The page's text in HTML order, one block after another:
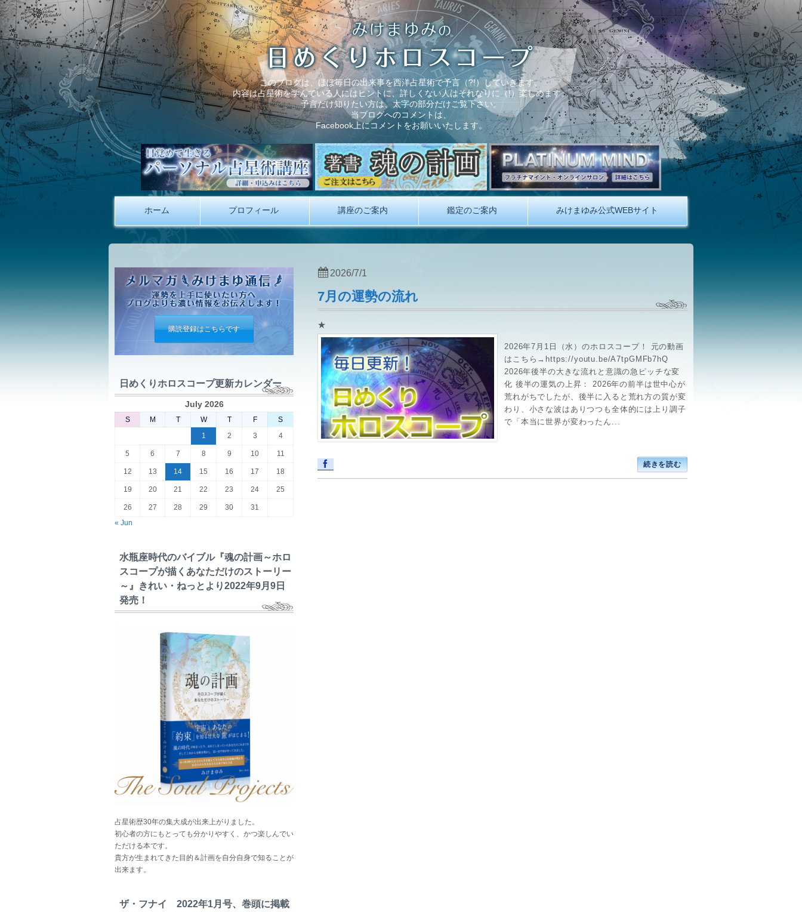
このブログは、ほぼ毎日の出来事を西洋占星術で予言（?!）していきます。
内容は占星術を学んでいる人にはヒントに、詳しくない人はそれなりに（!）楽しめます。
予言だけ知りたい方は、太字の部分だけご覧下さい。
当ブログへのコメントは、
Facebook上にコメントをお願いいたします。
ホーム プロフィール 講座のご案内 鑑定のご案内 みけまゆみ公式WEBサイト
7月の運勢の流れ
★
2026年7月1日（水）のホロスコープ！ 元の動画
はこちら→https://youtu.be/A7tpGMFb7hQ
2026年後半の大きな流れと意識の急ピッチな変
化 後半の運気の上昇： 2026年の前半は世中心が
荒れがちでしたが、後半に入ると荒れ方の質が変
わり、小さな波はありつつも全体的には上り調子
で「本当に世界が変わったん...
続きを読む
2026/7/1
購読登録はこちらです
日めくりホロスコープ更新カレンダー
July 2026
S M T W T F
S
1
2 3 4
5 6 7 8 9 10 11
12 13 14 15 16 17 18
19 20 21 22 23 24 25
26 27 28 29 30
31
« Jun
水瓶座時代のバイブル『魂の計画～ホロ
スコープが描くあなただけのストーリー
～』きれい・ねっとより2022年9月9日
発売！
占星術歴30年の集大成が出来上がりました。
初心者の方にもとっても分かりやすく、かつ楽しんでい
ただける本です。
貴方が生まれてきた目的＆計画を自分自身で知ることが
出来ます。
ザ・フナイ 2022年1月号、巻頭に掲載